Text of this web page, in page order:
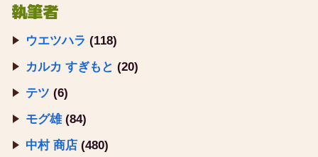
執筆者
ウエツハラ (118)
カルカ すぎもと (20)
テツ (6)
モグ雄(84)
中村 商店 (480)